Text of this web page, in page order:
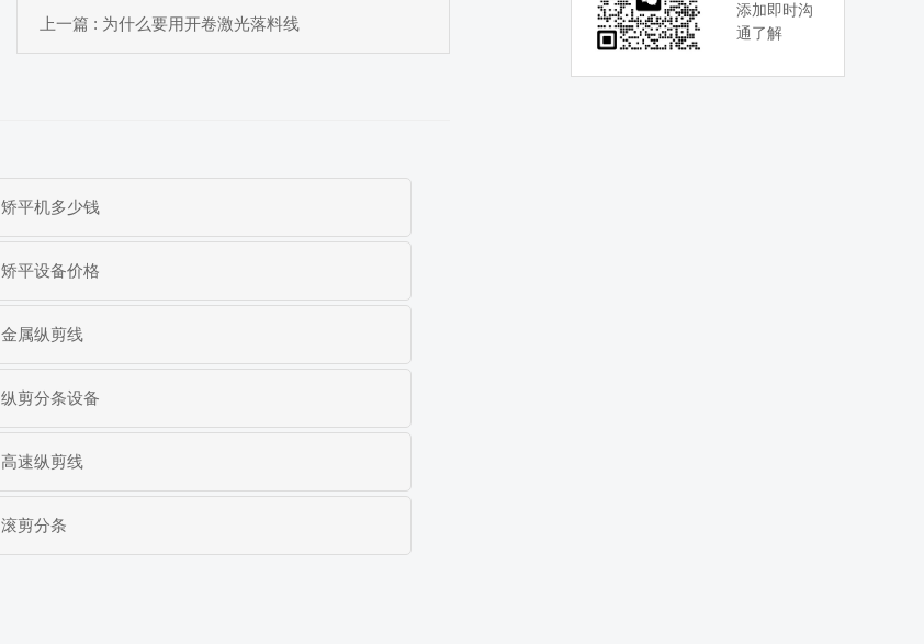
上一篇 : 为什么要用开卷激光落料线
矫平机多少钱
矫平设备价格
金属纵剪线
纵剪分条设备
高速纵剪线
滚剪分条
添加即时沟
通了解